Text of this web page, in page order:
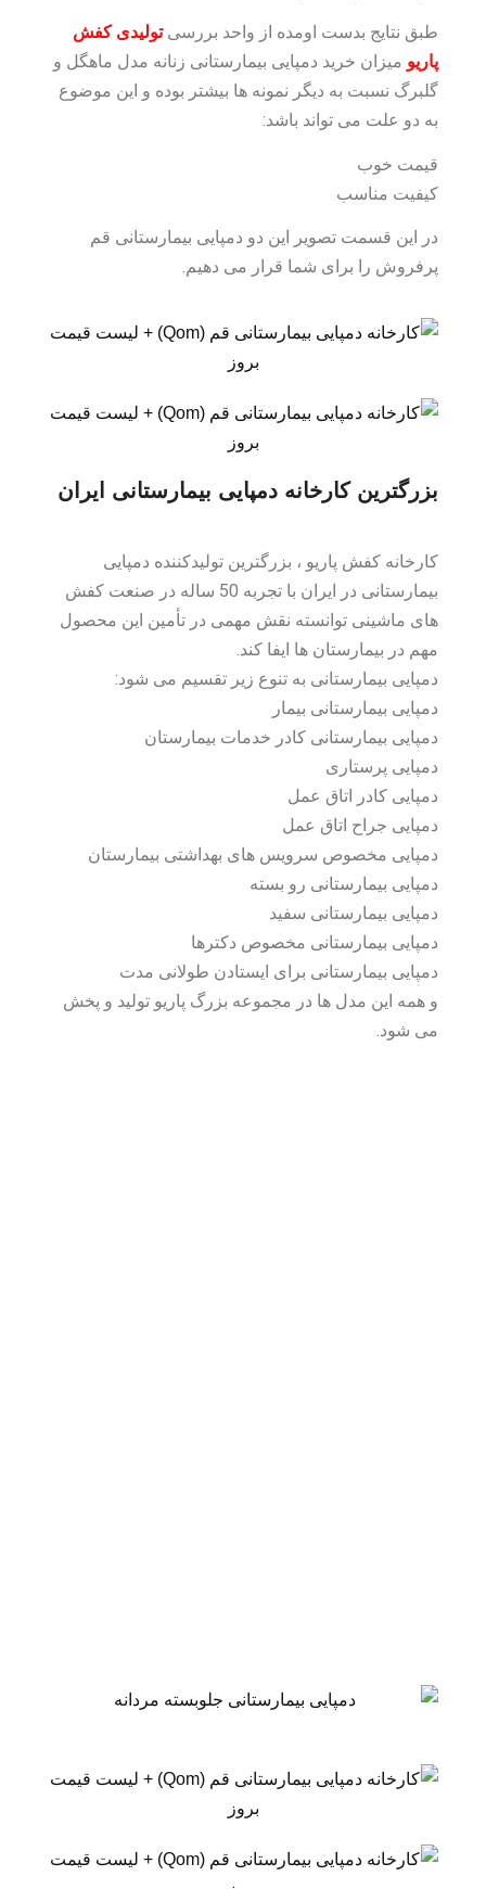
طبق نتایج بدست اومده از واحد بررسیتولیدی کفش
پاریو میزان خرید دمپایی بیمارستانی زنانه مدل ماهگل و
گلبرگ نسبت به دیگر نمونه ها بیشتر بوده و این موضوع
به دو علت می تواند باشد:
قیمت خوب
کیفیت مناسب
در این قسمت تصویر این دو دمپایی بیمارستانی قم
پرفروش را برای شما قرار می دهیم.
بزرگترین کارخانه دمپایی بیمارستانی ایران
کارخانه کفش پاریو ، بزرگترین تولیدکننده دمپایی
بیمارستانی در ایران با تجربه 50 ساله در صنعت کفش
های ماشینی توانسته نقش مهمی در تأمین این محصول
مهم در بیمارستان ها ایفا کند.
دمپایی بیمارستانی به تنوع زیر تقسیم می شود:
دمپایی بیمارستانی بیمار
دمپایی بیمارستانی کادر خدمات بیمارستان
دمپایی پرستاری
دمپایی کادر اتاق عمل
دمپایی جراح اتاق عمل
دمپایی مخصوص سرویس های بهداشتی بیمارستان
دمپایی بیمارستانی رو بسته
دمپایی بیمارستانی سفید
دمپایی بیمارستانی مخصوص دکترها
دمپایی بیمارستانی برای ایستادن طولانی مدت
و همه این مدل ها در مجموعه بزرگ پاریو تولید و پخش
می شود.